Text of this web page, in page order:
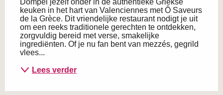
Dompel jezelf onder in de authentieke Griekse
keuken in het hart van Valenciennes met Ô Saveurs
de la Grèce. Dit vriendelijke restaurant nodigt je uit
om een reeks traditionele gerechten te ontdekken,
zorgvuldig bereid met verse, smakelijke
ingrediënten. Of je nu fan bent van mezzés, gegrild
vlees...
Lees verder